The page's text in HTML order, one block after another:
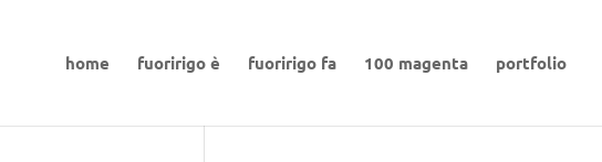
home fuoririgo è fuoririgo fa 100 magenta portfolio